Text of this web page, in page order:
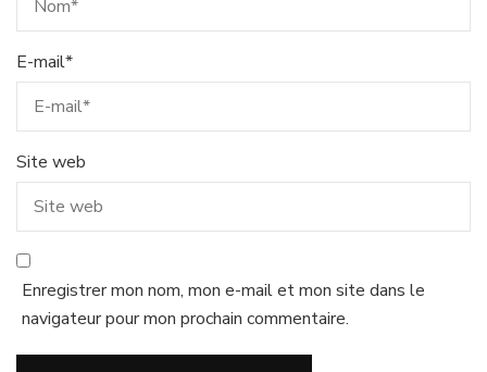
E-mail*
Site web
Enregistrer mon nom, mon e-mail et mon site dans le
navigateur pour mon prochain commentaire.